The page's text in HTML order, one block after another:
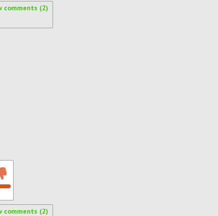
comments (2)
comments (2)